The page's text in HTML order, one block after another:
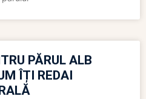
PĂRUL ALB
ÎȚI REDAI